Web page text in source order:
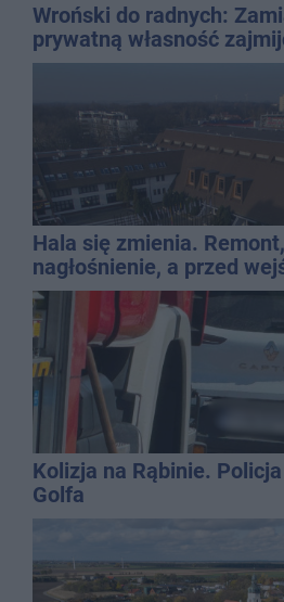
Wroński do radnych:
prywatną własność
gospodarką
Hala się zmienia.
nagłośnienie, a przed
QEMETICA ARENA
Kolizja na Rąbinie.
Golfa